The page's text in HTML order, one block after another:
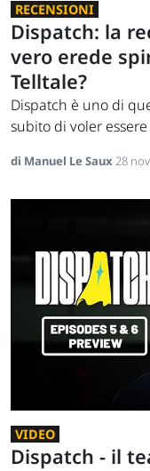
RECENSIONI
Dispatch: la
vero erede
Telltale?
Dispatch è uno di
subito di voler
di Manuel Le Saux 28
VIDEO
Dispatch - il